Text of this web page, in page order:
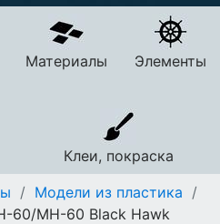
Материалы Элементы
Клеи, покраска
/ Модели из пластика /
60/MH-60 Black Hawk